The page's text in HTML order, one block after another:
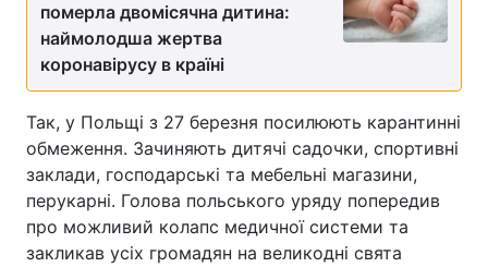
померла двомісячна дитина:
наймолодша жертва
коронавірусу в країні
Так, у Польщі з 27 березня посилюють карантинні
обмеження. Зачиняють дитячі садочки, спортивні
заклади, господарські та мебельні магазини,
перукарні. Голова польського уряду попередив
про можливий колапс медичної системи та
закликав усіх громадян на великодні свята